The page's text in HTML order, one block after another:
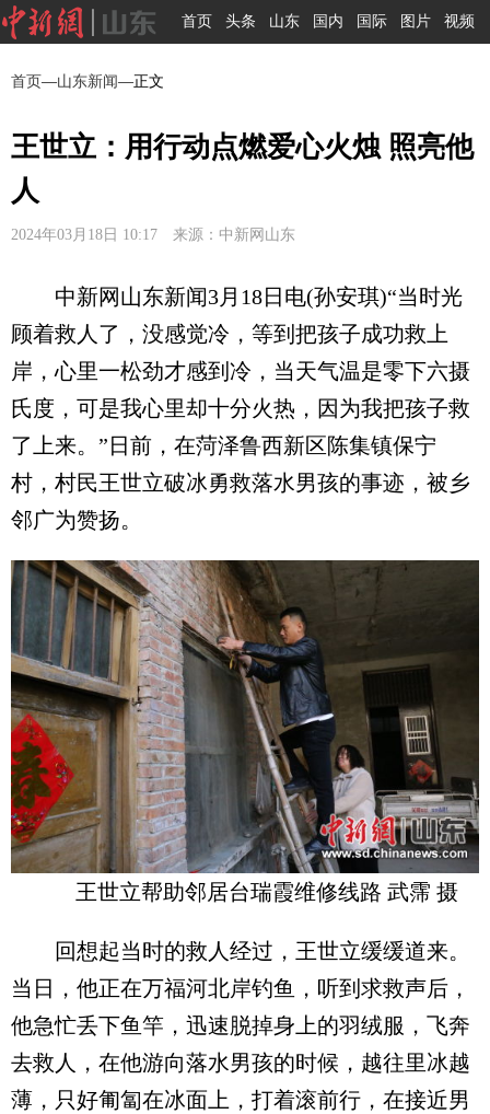
首页 头条 山东 国内 国际 图片 视频
首页—山东新闻—正文
王世立：用行动点燃爱心火烛 照亮他
人
2024年03月18日 10:17 来源：中新网山东
中新网山东新闻3月18日电(孙安琪)“当时光
顾着救人了，没感觉冷，等到把孩子成功救上
岸，心里一松劲才感到冷，当天气温是零下六摄
氏度，可是我心里却十分火热，因为我把孩子救
了上来。”日前，在菏泽鲁西新区陈集镇保宁
村，村民王世立破冰勇救落水男孩的事迹，被乡
邻广为赞扬。
王世立帮助邻居台瑞霞维修线路 武霈 摄
回想起当时的救人经过，王世立缓缓道来。
当日，他正在万福河北岸钓鱼，听到求救声后，
他急忙丢下鱼竿，迅速脱掉身上的羽绒服，飞奔
去救人，在他游向落水男孩的时候，越往里冰越
薄，只好匍匐在冰面上，打着滚前行，在接近男